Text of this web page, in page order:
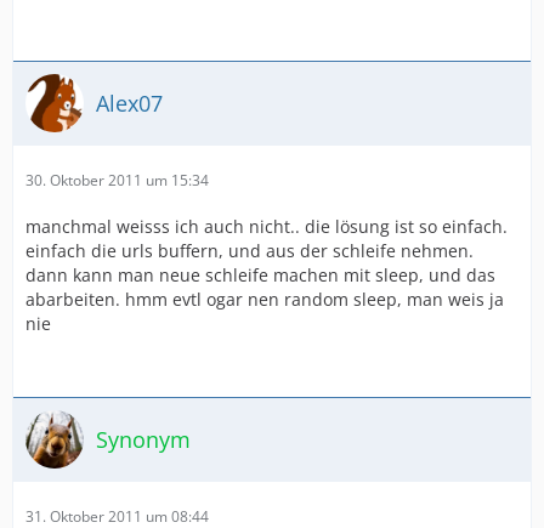
Alex07
30. Oktober 2011 um 15:34
manchmal weisss ich auch nicht.. die lösung ist so einfach.
einfach die urls buffern, und aus der schleife nehmen.
dann kann man neue schleife machen mit sleep, und das
abarbeiten. hmm evtl ogar nen random sleep, man weis ja
nie
Synonym
31. Oktober 2011 um 08:44